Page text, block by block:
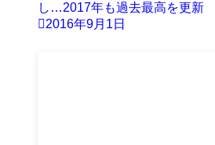
し…2017年も過去最高を更新
2016年9月1日